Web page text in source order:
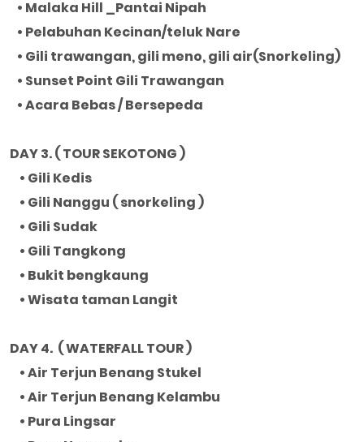
• Malaka Hill _Pantai Nipah
• Pelabuhan Kecinan/teluk Nare
• Gili trawangan, gili meno, gili air(Snorkeling)
• Sunset Point Gili Trawangan
• Acara Bebas / Bersepeda
DAY 3. ( TOUR SEKOTONG )
• Gili Kedis
• Gili Nanggu ( snorkeling )
• Gili Sudak
• Gili Tangkong
• Bukit bengkaung
• Wisata taman Langit
DAY 4. ( WATERFALL TOUR )
• Air Terjun Benang Stukel
• Air Terjun Benang Kelambu
• Pura Lingsar